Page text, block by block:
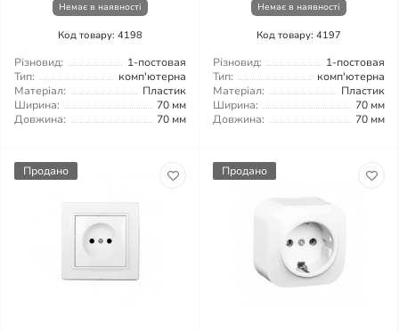
Немає в наявності
Код товару: 4198
Різновид:
1-постовая
Тип:
комп'ютерна
Матеріал:
Пластик
Ширина:
70 мм
Довжина:
70 мм
Немає в наявності
Код товару: 4197
Різновид:
1-постовая
Тип:
комп'ютерна
Матеріал:
Пластик
Ширина:
70 мм
Довжина:
70 мм
Продано Продано